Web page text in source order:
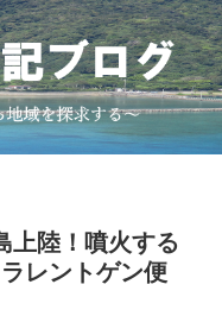
上陸！噴火する
レントゲン便